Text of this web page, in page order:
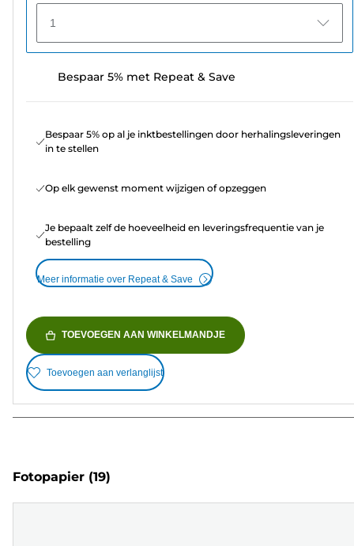
1
Bespaar 5% met Repeat & Save
Bespaar 5% op al je inktbestellingen door herhalingsleveringen
in te stellen
Op elk gewenst moment wijzigen of opzeggen
Je bepaalt zelf de hoeveelheid en leveringsfrequentie van je
bestelling
Meer informatie over Repeat & Save
TOEVOEGEN AAN WINKELMANDJE
Toevoegen aan verlanglijst
Fotopapier (19)